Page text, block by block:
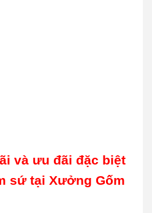
và ưu đãi đặc biệt
sứ tại Xưởng Gốm